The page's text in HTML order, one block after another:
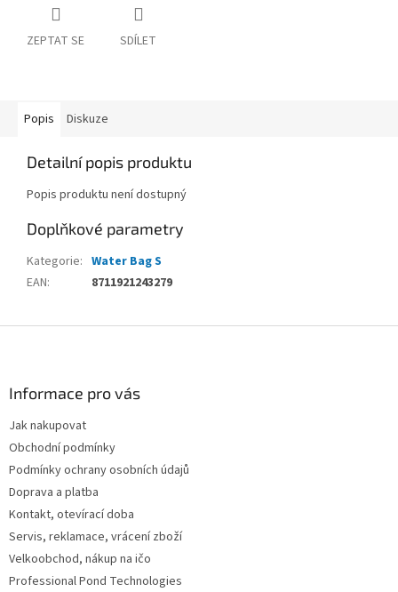
ZEPTAT SE SDÍLET
Popis Diskuze
Detailní popis produktu
Popis produktu není dostupný
Doplňkové parametry
Kategorie: Water Bag S
EAN: 8711921243279
Informace pro vás
Jak nakupovat
Obchodní podmínky
Podmínky ochrany osobních údajů
Doprava a platba
Kontakt, otevírací doba
Servis, reklamace, vrácení zboží
Velkoobchod, nákup na ičo
Professional Pond Technologies